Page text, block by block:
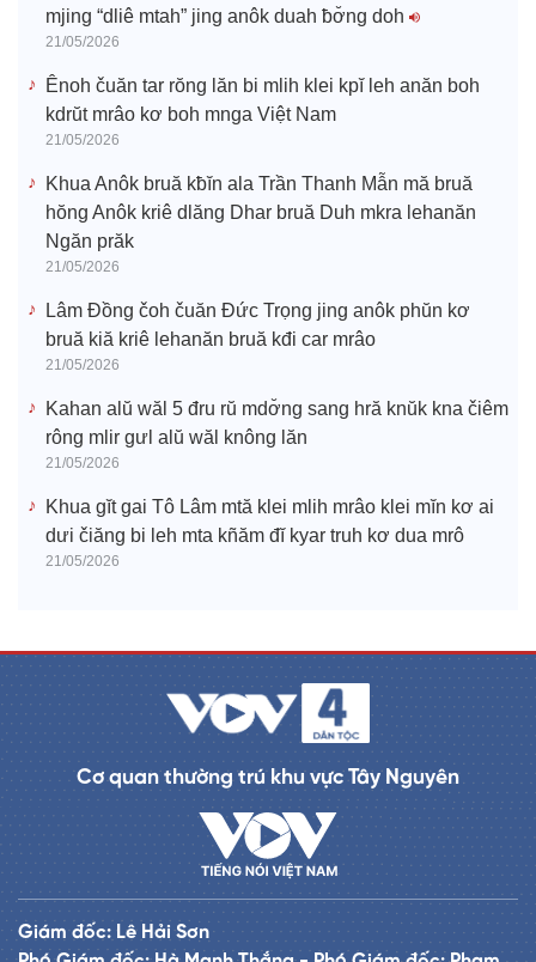
mjing “dliê mtah” jing anôk duah ƀơ̆ng doh
21/05/2026
Ênoh čuăn tar rŏng lăn bi mlih klei kpĭ leh anăn boh
kdrŭt mrâo kơ boh mnga Việt Nam
21/05/2026
Khua Anôk bruă kƀĭn ala Trần Thanh Mẫn mă bruă
hŏng Anôk kriê dlăng Dhar bruă Duh mkra lehanăn
Ngăn prăk
21/05/2026
Lâm Đồng čoh čuăn Đức Trọng jing anôk phŭn kơ
bruă kiă kriê lehanăn bruă kđi car mrâo
21/05/2026
Kahan alŭ wăl 5 đru rŭ mdơ̆ng sang hră knŭk kna čiêm
rông mlir gưl alŭ wăl knông lăn
21/05/2026
Khua gĭt gai Tô Lâm mtă klei mlih mrâo klei mĭn kơ ai
dưi čiăng bi leh mta kñăm đĭ kyar truh kơ dua mrô
21/05/2026
Cơ quan thường trú khu vực Tây Nguyên
Giám đốc: Lê Hải Sơn